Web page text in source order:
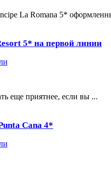
La Romana 5*
5* на первой линии
еще приятнее, если вы ...
Cana 4*